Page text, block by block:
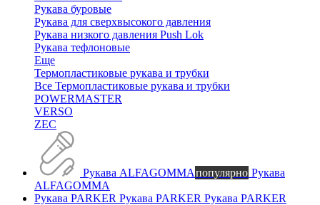
Рукава буровые
Рукава для сверхвысокого давления
Рукава низкого давления Push Lok
Рукава тефлоновые
Еще
Термопластиковые рукава и трубки
Все Термопластиковые рукава и трубки
POWERMASTER
VERSO
ZEC
Рукава ALFAGOMMAпопулярно Рукава
ALFAGOMMA
Рукава PARKER Рукава PARKER